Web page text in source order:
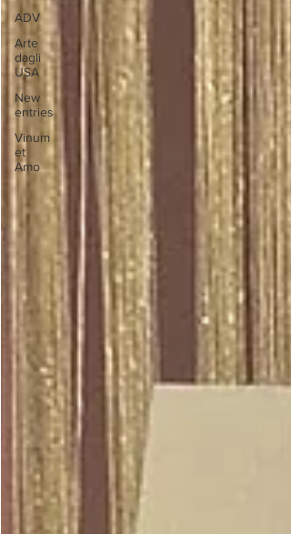
ADV
Arte
dagli
USA
New
entries
Vinum
et
Amo